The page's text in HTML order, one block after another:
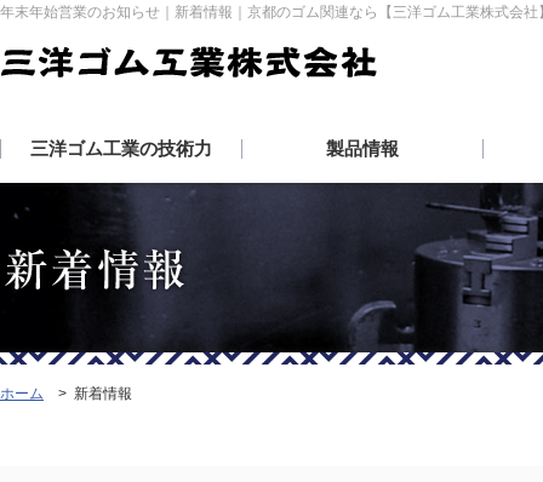
年末年始営業のお知らせ｜新着情報｜京都のゴム関連なら【三洋ゴム工業株式会
三洋ゴム工業の技術力 製品情報
ホーム > 新着情報